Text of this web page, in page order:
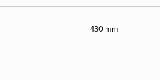
430 mm